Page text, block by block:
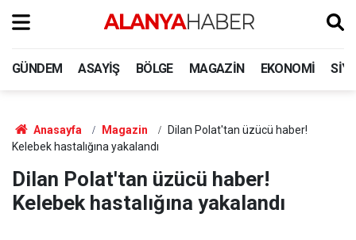
GÜNDEM ASAYIŞ BÖLGE MAGAZIN EKONOMI
Anasayfa Magazin
Dilan Polat'tan üzücü haber!
Kelebek hastalığına yakalandı
Dilan Polat'tan üzücü haber!
Kelebek hastalığına yakalandı